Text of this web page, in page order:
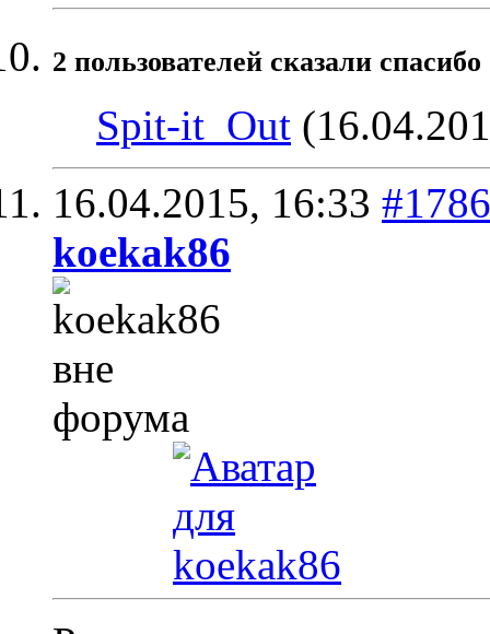
2 пользователей сказали
Spit-it_Out
16.04.2015, 16:33 #1786
koekak86